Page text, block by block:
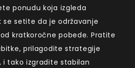
ponudu koja izgleda
setite da je održavanje
kratkoročne pobede. Pratite
prilagodite strategije
i tako izgradite stabilan